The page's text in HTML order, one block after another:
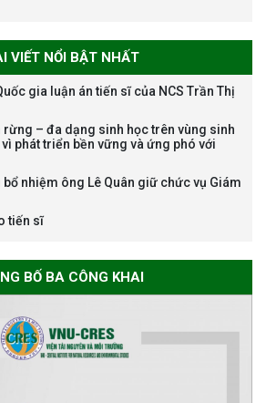
Nguyễn Thế Thông
Thông báo chương trình học
bổng Nagao tại Việt Nam năm
VIẾT NỔI BẬT NHẤT
gia luận án tiến sĩ của NCS Trần Thị
– đa dạng sinh học trên vùng sinh
phát triển bền vững và ứng phó với
bổ nhiệm ông Lê Quân giữ chức vụ Giám
tiến sĩ
BỐ BA CÔNG KHAI